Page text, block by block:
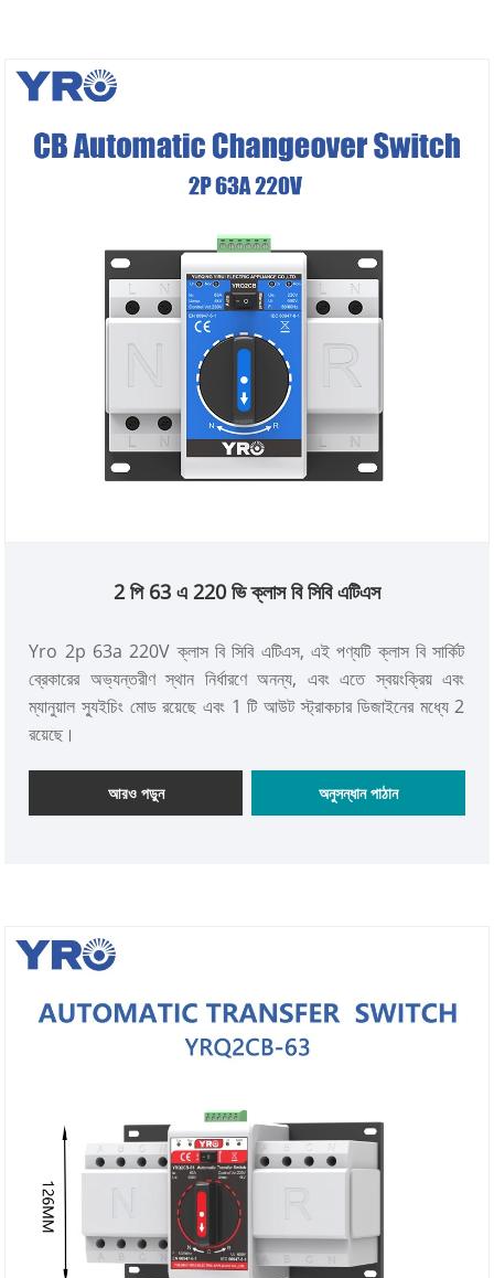
2 পি 63 এ 220 ভি ক্লাস বি সিবি এটিএস
Yro 2p 63a 220V ক্লাস বি সিবি এটিএস, এই পণ্যটি ক্লাস বি সার্কিট
ব্রেকারের অভ্যন্তরীণ স্থান নির্ধারণে অনন্য, এবং এতে স্বয়ংক্রিয় এবং
ম্যানুয়াল স্যুইচিং মোড রয়েছে এবং 1 টি আউট স্ট্রাকচার ডিজাইনের মধ্যে 2
রয়েছে।
আরও পড়ুন অনুসন্ধান পাঠান